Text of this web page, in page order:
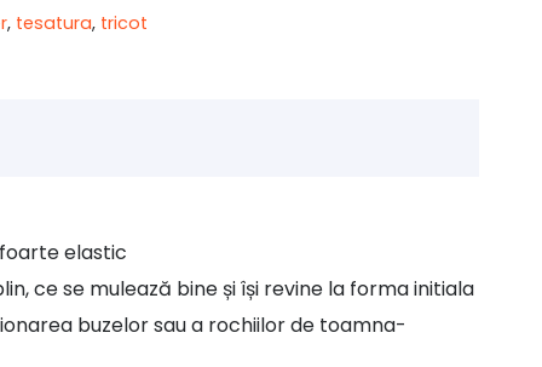
, tesatura, tricot
elastic
ce se mulează bine și își revine la forma initiala
buzelor sau a rochiilor de toamna-